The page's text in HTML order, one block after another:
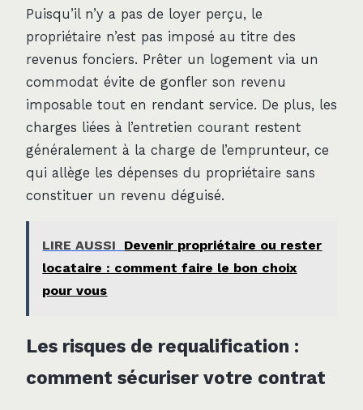
Puisqu’il n’y a pas de loyer perçu, le
propriétaire n’est pas imposé au titre des
revenus fonciers. Prêter un logement via un
commodat évite de gonfler son revenu
imposable tout en rendant service. De plus, les
charges liées à l’entretien courant restent
généralement à la charge de l’emprunteur, ce
qui allège les dépenses du propriétaire sans
constituer un revenu déguisé.
LIRE AUSSI
Devenir propriétaire ou rester
locataire : comment faire le bon choix
pour vous
Les risques de requalification :
comment sécuriser votre contrat